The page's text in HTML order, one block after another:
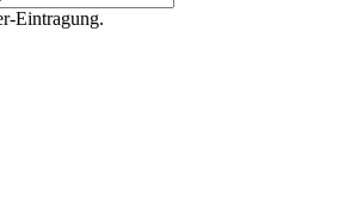
Eintragung.